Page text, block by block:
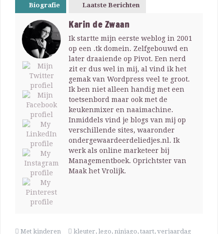
Biografie Laatste Berichten
Karin de Zwaan
Ik startte mijn eerste weblog in 2001
op een .tk domein. Zelfgebouwd en
later draaiende op Pivot. Een nerd
zit er dus wel in mij, al vind ik het
gemak van Wordpress veel te groot.
Ik ben niet alleen handig met een
toetsenbord maar ook met de
keukenmixer en naaimachine.
Inmiddels vind je blogs van mij op
verschillende sites, waaronder
ondergewaardeerdeliedjes.nl. Ik
werk als online marketeer bij
Managementboek. Oprichtster van
Maak het Vrolijk.
Met kinderen kleuter, lego, ninjago, taart, verjaardag